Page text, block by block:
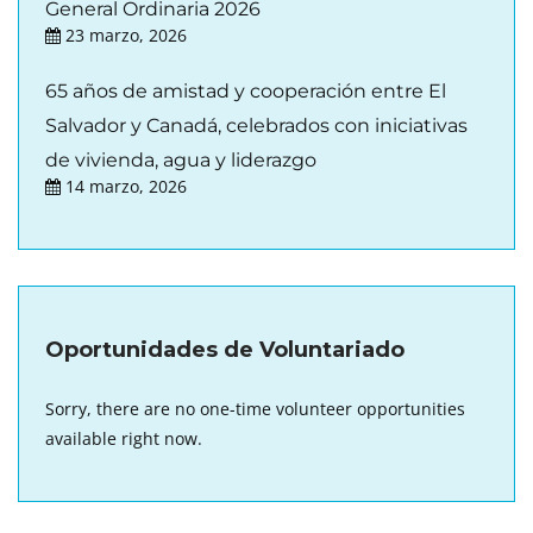
General Ordinaria 2026
23 marzo, 2026
65 años de amistad y cooperación entre El
Salvador y Canadá, celebrados con iniciativas
de vivienda, agua y liderazgo
14 marzo, 2026
Oportunidades de Voluntariado
Sorry, there are no one-time volunteer opportunities
available right now.